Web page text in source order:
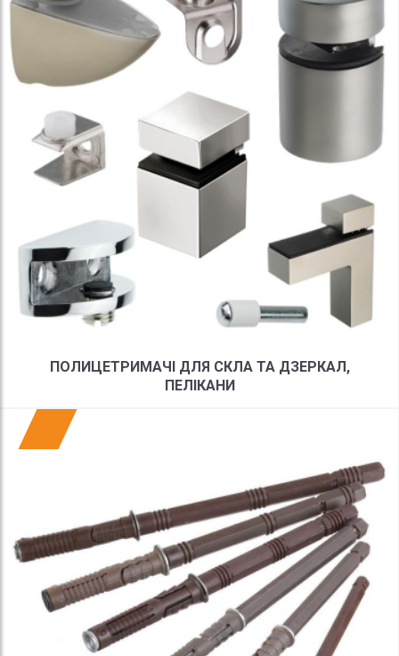
ПОЛИЦЕТРИМАЧІ ДЛЯ СКЛА ТА ДЗЕРКАЛ,
ПЕЛІКАНИ